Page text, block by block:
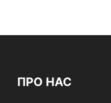
ПРО НАС